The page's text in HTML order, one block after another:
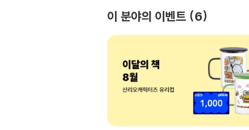
이 분야의 이벤트 6